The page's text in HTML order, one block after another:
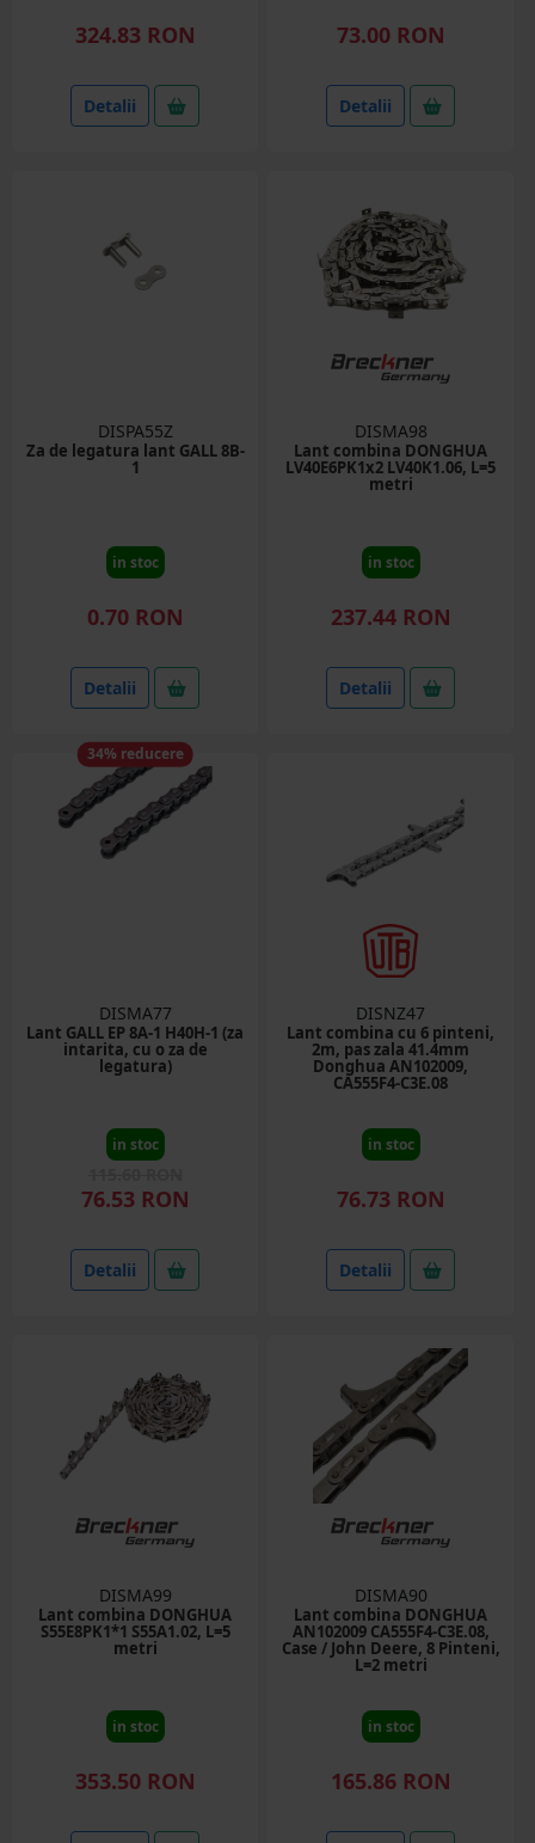
324.83 RON
Detalii
73.00 RON
Detalii
DISPA55Z
Za de legatura lant GALL 8B-
1
in stoc
0.70 RON
Detalii
DISMA98
Lant combina DONGHUA
LV40E6PK1x2 LV40K1.06, L=5
metri
in stoc
237.44 RON
Detalii
34% reducere
DISMA77
Lant GALL EP 8A-1 H40H-1 (za
intarita, cu o za de
legatura)
in stoc
76.53 RON
Detalii
DISNZ47
Lant combina cu 6 pinteni,
2m, pas zala 41.4mm
Donghua AN102009,
CA555F4-C3E.08
in stoc
76.73 RON
Detalii
DISMA99
Lant combina DONGHUA
S55E8PK1*1 S55A1.02, L=5
metri
in stoc
353.50 RON
DISMA90
Lant combina DONGHUA
AN102009 CA555F4-C3E.08,
Case / John Deere, 8 Pinteni,
L=2 metri
in stoc
165.86 RON